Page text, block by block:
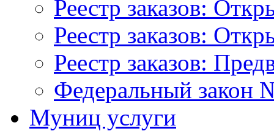
Реестр заказов:
Реестр заказов:
Реестр заказов:
Федеральный закон
Муниц услуги